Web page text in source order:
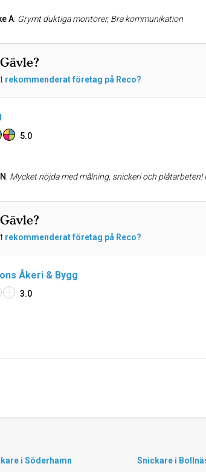
A: Grymt duktiga montörer, Bra kommunikation
rekommenderat företag på Reco?
5.0
: Mycket nöjda med målning, snickeri och plåtarbeten! Målade om fasaden, bytte häng- &
rekommenderat företag på Reco?
Åkeri & Bygg
3.0
i Söderhamn Snickare i